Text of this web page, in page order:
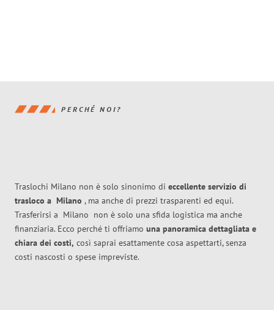
PERCHÉ NOI?
Traslochi Milano non è solo sinonimo di eccellente servizio di
trasloco a Milano , ma anche di prezzi trasparenti ed equi.
Trasferirsi a Milano non è solo una sfida logistica ma anche
finanziaria. Ecco perché ti offriamo una panoramica dettagliata e
chiara dei costi, così saprai esattamente cosa aspettarti, senza
costi nascosti o spese impreviste.